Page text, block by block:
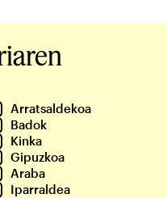
Arratsaldekoa
Badok
Kinka
Gipuzkoa
Araba
Iparraldea